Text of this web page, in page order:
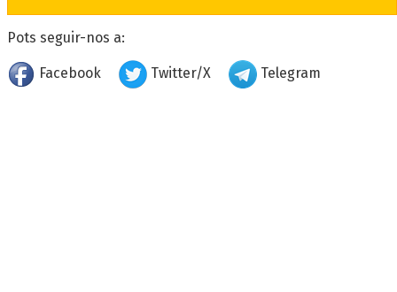
Pots seguir-nos a:
Facebook Twitter/X Telegram